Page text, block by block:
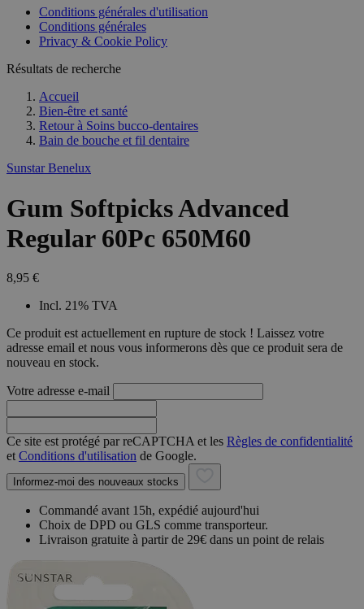
Conditions générales d'utilisation
Conditions générales
Privacy & Cookie Policy
Résultats de recherche
Accueil
Bien-être et santé
Retour à Soins bucco-dentaires
Bain de bouche et fil dentaire
Sunstar Benelux
Gum Softpicks Advanced
Regular 60Pc 650M60
8,95 €
Incl. 21% TVA
Ce produit est actuellement en rupture de stock ! Laissez votre
adresse email et nous vous informerons dès que ce produit sera de
nouveau en stock.
Votre adresse e-mail
Ce site est protégé par reCAPTCHA et les Règles de confidentialité
et Conditions d'utilisation de Google.
Informez-moi des nouveaux stocks
Commandé avant 15h, expédié aujourd'hui
Choix de DPD ou GLS comme transporteur.
Livraison gratuite à partir de 29€ dans un point de relais